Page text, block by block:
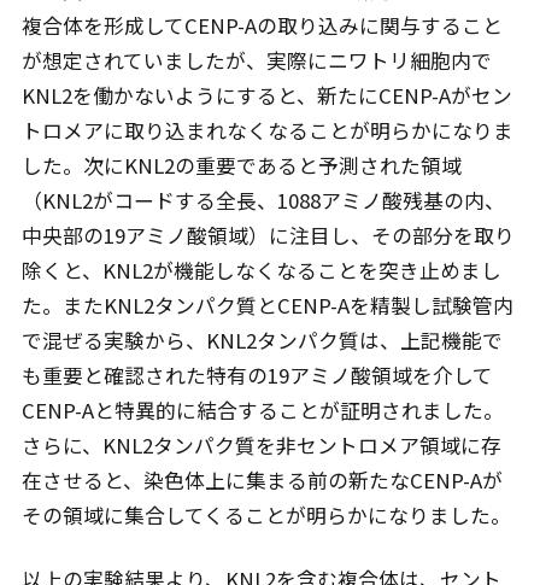
複合体を形成してCENP-Aの取り込みに関与すること
が想定されていましたが、実際にニワトリ細胞内で
KNL2を働かないようにすると、新たにCENP-Aがセン
トロメアに取り込まれなくなることが明らかになりま
した。次にKNL2の重要であると予測された領域
（KNL2がコードする全長、1088アミノ酸残基の内、
中央部の19アミノ酸領域）に注目し、その部分を取り
除くと、KNL2が機能しなくなることを突き止めまし
た。またKNL2タンパク質とCENP-Aを精製し試験管内
で混ぜる実験から、KNL2タンパク質は、上記機能で
も重要と確認された特有の19アミノ酸領域を介して
CENP-Aと特異的に結合することが証明されました。
さらに、KNL2タンパク質を非セントロメア領域に存
在させると、染色体上に集まる前の新たなCENP-Aが
その領域に集合してくることが明らかになりました。
以上の実験結果より、KNL2を含む複合体は、セント